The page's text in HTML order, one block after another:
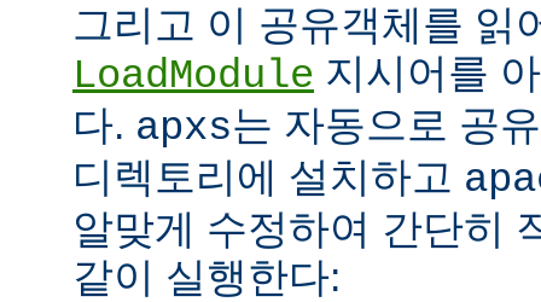
그리고 이 공유객체를 읽
LoadModule 지시어를
다. apxs는 자동으로 공
디렉토리에 설치하고
알맞게 수정하여 간단히
같이 실행한다: